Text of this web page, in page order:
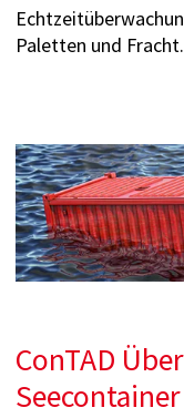
Paletten und Fracht.
ConTAD
Seecontainer